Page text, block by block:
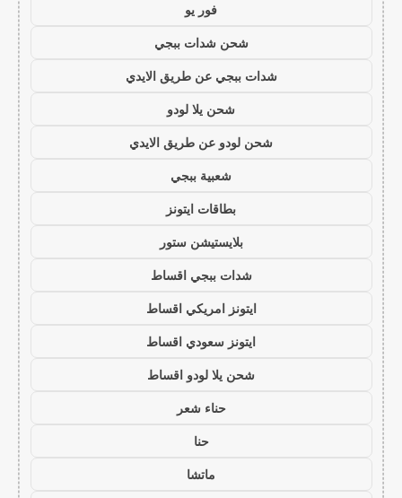
فور يو
شحن شدات ببجي
شدات ببجي عن طريق الايدي
شحن يلا لودو
شحن لودو عن طريق الايدي
شعبية ببجي
بطاقات ايتونز
بلايستيشن ستور
شدات ببجي اقساط
ايتونز امريكي اقساط
ايتونز سعودي اقساط
شحن يلا لودو اقساط
حناء شعر
حنا
ماتشا